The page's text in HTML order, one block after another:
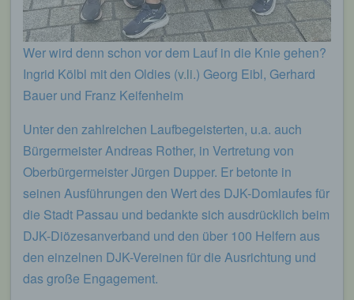
Wer wird denn schon vor dem Lauf in die Knie gehen?
Ingrid Kölbl mit den Oldies (v.li.) Georg Eibl, Gerhard
Bauer und Franz Keifenheim
Unter den zahlreichen Laufbegeisterten, u.a. auch
Bürgermeister Andreas Rother, in Vertretung von
Oberbürgermeister Jürgen Dupper. Er betonte in
seinen Ausführungen den Wert des DJK-Domlaufes für
die Stadt Passau und bedankte sich ausdrücklich beim
DJK-Diözesanverband und den über 100 Helfern aus
den einzelnen DJK-Vereinen für die Ausrichtung und
das große Engagement.